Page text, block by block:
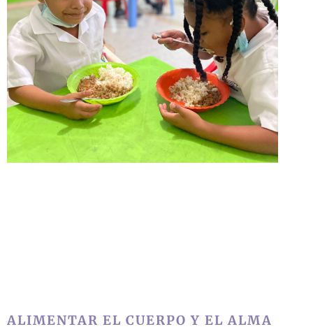
ALIMENTAR EL CUERPO Y EL ALMA